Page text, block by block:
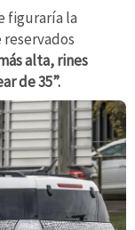
figuraría la
alta, rines
de 35”.